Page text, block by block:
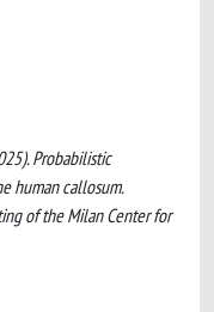
Probabilistic
human callosum.
of the Milan Center for